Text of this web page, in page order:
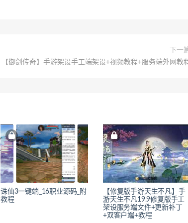
下一
【御剑传奇】手游架设手工端架设+视频教程+服务端外网教
诛仙3一键端_16职业源码_附
教程
【修复版手游天生不凡】手
游天生不凡19.9修复版手工
架设服务端文件+更新补丁
+双客户端+教程